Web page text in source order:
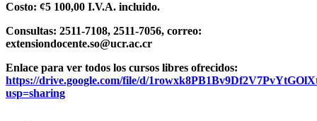
Costo: ¢5 100,00 I.V.A. incluido.
Consultas: 2511-7108, 2511-7056, correo:
extensiondocente.so@ucr.ac.cr
Enlace para ver todos los cursos libres ofrecidos:
https://drive.google.com/file/d/
usp=sharing